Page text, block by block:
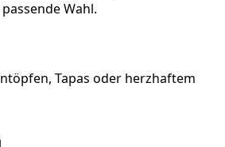
Wahl.
Tapas oder herzhaftem